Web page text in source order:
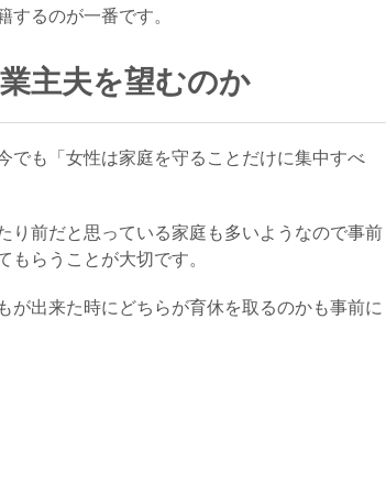
るのが一番です。
主夫を望むのか
でも「女性は家庭を守ることだけに集中すべ
り前だと思っている家庭も多いようなので事前
らうことが大切です。
が出来た時にどちらが育休を取るのかも事前に